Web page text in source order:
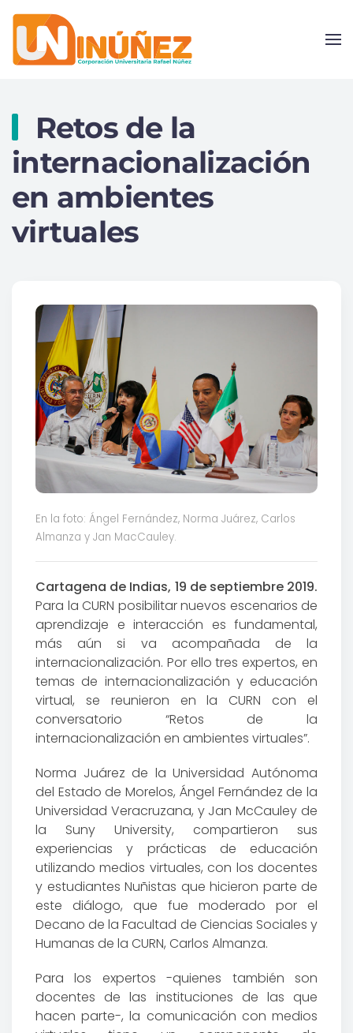
Skip to main content
Retos de la
internacionalización
en ambientes
virtuales
En la foto: Ángel Fernández, Norma Juárez, Carlos
Almanza y Jan MacCauley.
Cartagena de Indias, 19 de septiembre 2019.
Para la CURN posibilitar nuevos escenarios de
aprendizaje e interacción es fundamental,
más aún si va acompañada de la
internacionalización. Por ello tres expertos, en
temas de internacionalización y educación
virtual, se reunieron en la CURN con el
conversatorio “Retos de la
internacionalización en ambientes virtuales”.
Norma Juárez de la Universidad Autónoma
del Estado de Morelos, Ángel Fernández de la
Universidad Veracruzana, y Jan McCauley de
la Suny University, compartieron sus
experiencias y prácticas de educación
utilizando medios virtuales, con los docentes
y estudiantes Nuñistas que hicieron parte de
este diálogo, que fue moderado por el
Decano de la Facultad de Ciencias Sociales y
Humanas de la CURN, Carlos Almanza.
Para los expertos -quienes también son
docentes de las instituciones de las que
hacen parte-, la comunicación con medios